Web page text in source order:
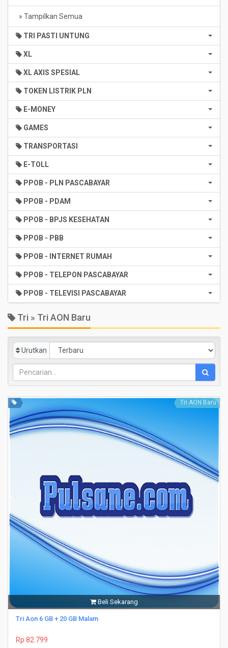
» Tampilkan Semua
TRI PASTI UNTUNG
XL
XL AXIS SPESIAL
TOKEN LISTRIK PLN
E-MONEY
GAMES
TRANSPORTASI
E-TOLL
PPOB - PLN PASCABAYAR
PPOB - PDAM
PPOB - BPJS KESEHATAN
PPOB - PBB
PPOB - INTERNET RUMAH
PPOB - TELEPON PASCABAYAR
PPOB - TELEVISI PASCABAYAR
Tri » Tri AON Baru
Urutkan
Tri AON Baru
Beli Sekarang
Tri Aon 6 GB + 20 GB Malam
Rp 82.799